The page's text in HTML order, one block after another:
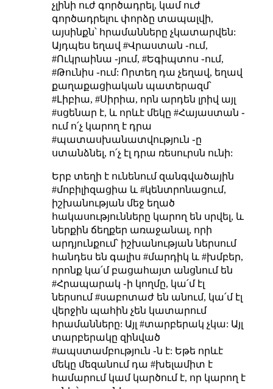
չլինի ուժ գործադրել, կամ ուժ
գործադրելու փորձը տապալվի,
այսինքն՝ հրամանները չկատարվեն:
Այդպես եղավ #Վրաստան ֊ում,
#Ուկրաինա ֊յում, #Եգիպտոս ֊ում,
#Թունիս ֊ում: Որտեղ դա չեղավ, եղավ
քաղաքացիական պատերազմ՝
#Լիբիա, #Սիրիա, որն արդեն լրիվ այլ
#սցենար է, և որևէ մեկը #Հայաստան ֊
ում ո՛չ կարող է դրա
#պատասխանատվություն ֊ը
ստանձնել, ո՛չ էլ դրա ռեսուրսն ունի:
Երբ տեղի է ունենում զանգվածային
#մոբիլիզացիա և #կենտրոնացում,
իշխանության մեջ եղած
հակասությունները կարող են սրվել, և
ներքին ճեղքեր առաջանալ, որի
արդյունքում՝ իշխանության ներսում
հանդես են գալիս #մարդիկ և #խմբեր,
որոնք կա՛մ բացահայտ անցնում են
#Հրապարակ ֊ի կողմը, կա՛մ էլ
ներսում #սաբոտաժ են անում, կա՛մ էլ
վերջին պահին չեն կատարում
հրամանները: Այլ #տարբերակ չկա: Այլ
տարբերակը զինված
#ապստամբություն ֊ն է: Եթե որևէ
մեկը մեզանում դա #խելամիտ է
համարում կամ կարծում է, որ կարող է